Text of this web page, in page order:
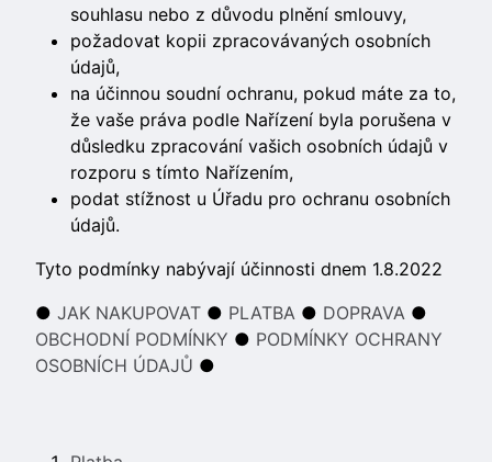
souhlasu nebo z důvodu plnění smlouvy,
požadovat kopii zpracovávaných osobních
údajů,
na účinnou soudní ochranu, pokud máte za to,
že vaše práva podle Nařízení byla porušena v
důsledku zpracování vašich osobních údajů v
rozporu s tímto Nařízením,
podat stížnost u Úřadu pro ochranu osobních
údajů.
Tyto podmínky nabývají účinnosti dnem 1.8.2022
● JAK NAKUPOVAT ● PLATBA ● DOPRAVA ●
OBCHODNÍ PODMÍNKY ● PODMÍNKY OCHRANY
OSOBNÍCH ÚDAJŮ ●